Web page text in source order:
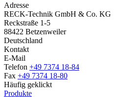
Adresse
RECK-Technik GmbH & Co. KG
Reckstraße 1-5
88422 Betzenweiler
Deutschland
Kontakt
E-Mail
Telefon +49 7374 18-84
Fax +49 7374 18-80
Häufig geklickt
Produkte